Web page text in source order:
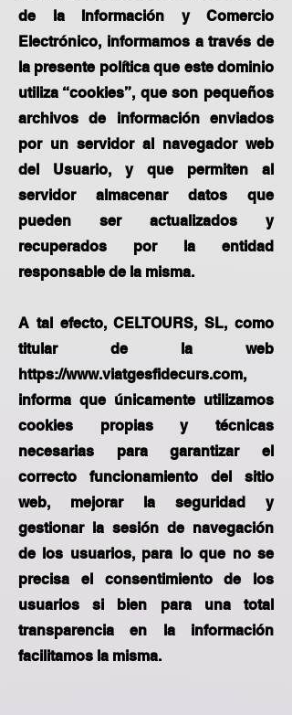
de la Información y Comercio
Electrónico, informamos a través de
la presente política que este dominio
utiliza “cookies”, que son pequeños
archivos de información enviados
por un servidor al navegador web
del Usuario, y que permiten al
servidor almacenar datos que
pueden ser actualizados y
recuperados por la entidad
responsable de la misma.
A tal efecto, CELTOURS, SL, como
titular de la web
https://www.viatgesfidecurs.com,
informa que únicamente utilizamos
cookies propias y técnicas
necesarias para garantizar el
correcto funcionamiento del sitio
web, mejorar la seguridad y
gestionar la sesión de navegación
de los usuarios, para lo que no se
precisa el consentimiento de los
usuarios si bien para una total
transparencia en la información
facilitamos la misma.